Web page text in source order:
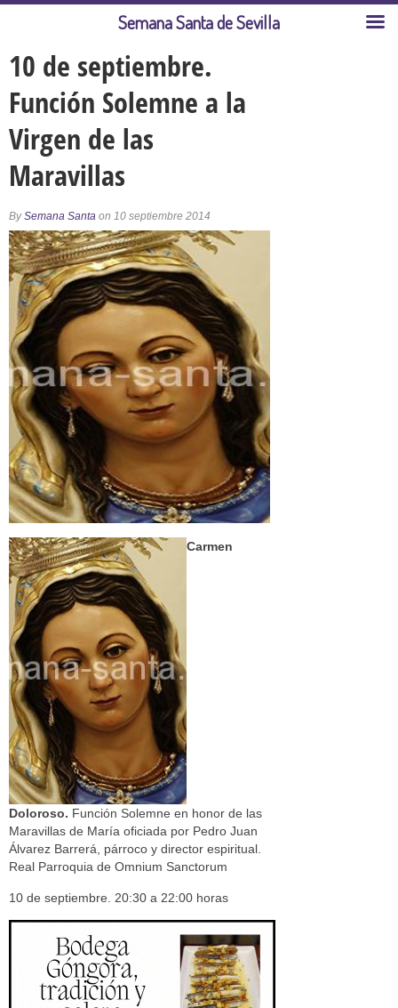
10 de septiembre.
Función Solemne a la
Virgen de las
Maravillas
BySemana Santa on 10 septiembre 2014
Carmen
Doloroso. Función Solemne en honor de las
Maravillas de María oficiada por Pedro Juan
Álvarez Barrerá, párroco y director espiritual.
Real Parroquia de Omnium Sanctorum
10 de septiembre. 20:30 a 22:00 horas
Semana Santa de Sevilla